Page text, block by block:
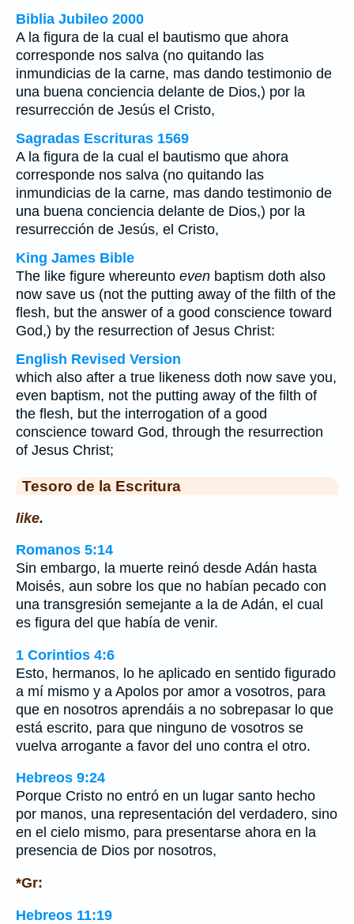
Biblia Jubileo 2000
A la figura de la cual el bautismo que ahora
corresponde nos salva (no quitando las
inmundicias de la carne, mas dando testimonio de
una buena conciencia delante de Dios,) por la
resurrección de Jesús el Cristo,
Sagradas Escrituras 1569
A la figura de la cual el bautismo que ahora
corresponde nos salva (no quitando las
inmundicias de la carne, mas dando testimonio de
una buena conciencia delante de Dios,) por la
resurrección de Jesús, el Cristo,
King James Bible
The like figure whereunto even baptism doth also
now save us (not the putting away of the filth of the
flesh, but the answer of a good conscience toward
God,) by the resurrection of Jesus Christ:
English Revised Version
which also after a true likeness doth now save you,
even baptism, not the putting away of the filth of
the flesh, but the interrogation of a good
conscience toward God, through the resurrection
of Jesus Christ;
Tesoro de la Escritura
like.
Romanos 5:14
Sin embargo, la muerte reinó desde Adán hasta
Moisés, aun sobre los que no habían pecado con
una transgresión semejante a la de Adán, el cual
es figura del que había de venir.
1 Corintios 4:6
Esto, hermanos, lo he aplicado en sentido figurado
a mí mismo y a Apolos por amor a vosotros, para
que en nosotros aprendáis a no sobrepasar lo que
está escrito, para que ninguno de vosotros se
vuelva arrogante a favor del uno contra el otro.
Hebreos 9:24
Porque Cristo no entró en un lugar santo hecho
por manos, una representación del verdadero, sino
en el cielo mismo, para presentarse ahora en la
presencia de Dios por nosotros,
*Gr:
Hebreos 11:19